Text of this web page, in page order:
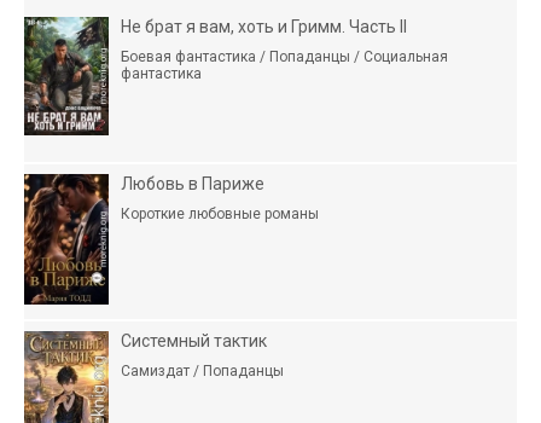
Не брат я вам, хоть и Гримм. Часть II
Боевая фантастика / Попаданцы / Социальная
фантастика
Любовь в Париже
Короткие любовные романы
Системный тактик
Самиздат / Попаданцы